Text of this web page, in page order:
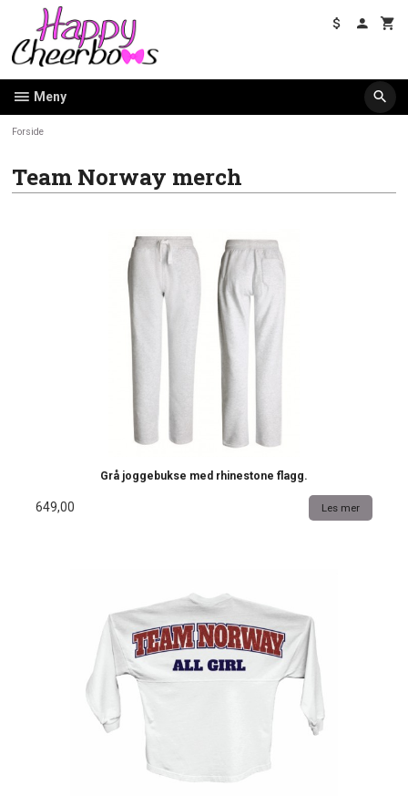
innholdet
Meny
Forside
Team Norway merch
Grå joggebukse med rhinestone flagg.
649,00 Les mer